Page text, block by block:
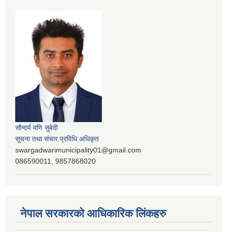
सौन्दर्य मणि सुबेदी
सूचना तथा संचार प्रविधि अधिकृत
swargadwarimunicipality01@gmail.com
086590011, 9857868020
नेपाल सरकारको आधिकारिक लिंकहरु